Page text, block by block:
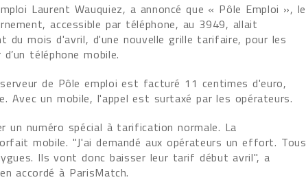
Laurent Wauquiez, a annoncé que « Pôle Emploi », le
accessible par téléphone, au 3949, allait
du mois d'avril, d'une nouvelle grille tarifaire, pour les
téléphone mobile.
de Pôle emploi est facturé 11 centimes d'euro,
Avec un mobile, l'appel est surtaxé par les opérateurs.
numéro spécial à tarification normale. La
mobile. "J'ai demandé aux opérateurs un effort. Tous
Ils vont donc baisser leur tarif début avril", a
accordé à ParisMatch.